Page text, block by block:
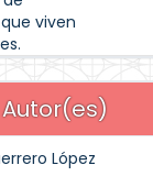
viven
Autor(es)
López